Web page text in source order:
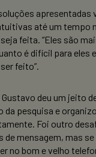
apresentadas
até um tempo
feita. “Eles são
é difícil para eles
feito”.
deu um jeito
da pesquisa e
Foi outro
de mensagem, mas
no bom e velho